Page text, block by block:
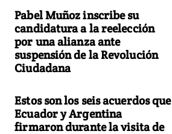
Pabel Muñoz inscribe su
candidatura a la reelección
por una alianza ante
suspensión de la Revolución
Ciudadana
Estos son los seis acuerdos que
Ecuador y Argentina
firmaron durante la visita de